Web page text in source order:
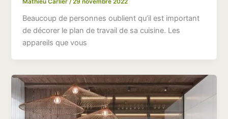
Beaucoup de personnes oublient qu’il est important
de décorer le plan de travail de sa cuisine. Les
appareils que vous